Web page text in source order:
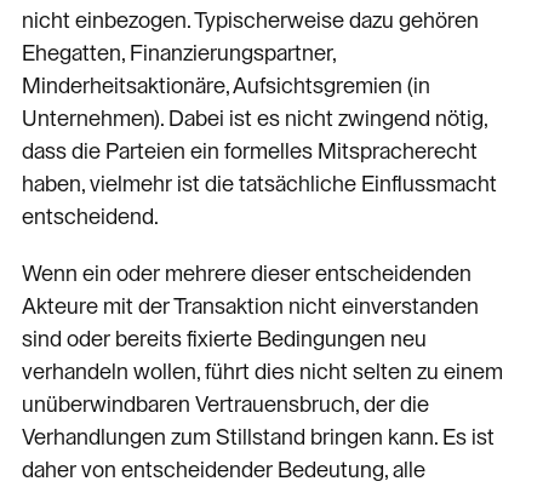
nicht einbezogen. Typischerweise dazu gehören
Ehegatten, Finanzierungspartner,
Minderheitsaktionäre, Aufsichtsgremien (in
Unternehmen). Dabei ist es nicht zwingend nötig,
dass die Parteien ein formelles Mitspracherecht
haben, vielmehr ist die tatsächliche Einflussmacht
entscheidend.
Wenn ein oder mehrere dieser entscheidenden
Akteure mit der Transaktion nicht einverstanden
sind oder bereits fixierte Bedingungen neu
verhandeln wollen, führt dies nicht selten zu einem
unüberwindbaren Vertrauensbruch, der die
Verhandlungen zum Stillstand bringen kann. Es ist
daher von entscheidender Bedeutung, alle